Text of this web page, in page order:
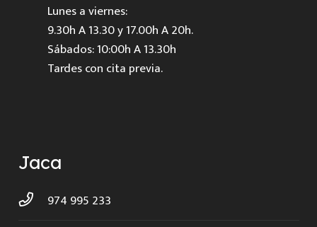
Lunes a viernes:
9.30h A 13.30 y 17.00h A 20h.
Sábados: 10:00h A 13.30h
Tardes con cita previa.
Jaca
974 995 233